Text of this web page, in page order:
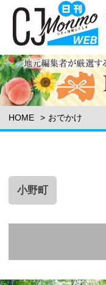
HOME おでかけ
小野町
エリア